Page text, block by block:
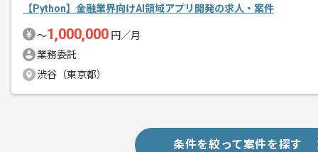
【Python】金融業界向けAI領域アプリ開発の求人・案件
〜1,000,000 円／月
業務委託
渋谷（東京都）
条件を絞って案件を探す